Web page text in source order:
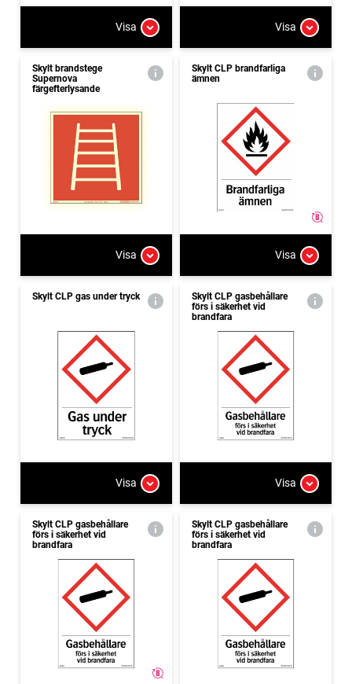
Visa Visa
Skylt brandstege
Supernova
färgefterlysande
Visa
Skylt CLP brandfarliga
ämnen
Visa
Skylt CLP gas under tryck
Visa
Skylt CLP gasbehållare
förs i säkerhet vid
brandfara
Visa
Skylt CLP gasbehållare
förs i säkerhet vid
brandfara
Skylt CLP gasbehållare
förs i säkerhet vid
brandfara